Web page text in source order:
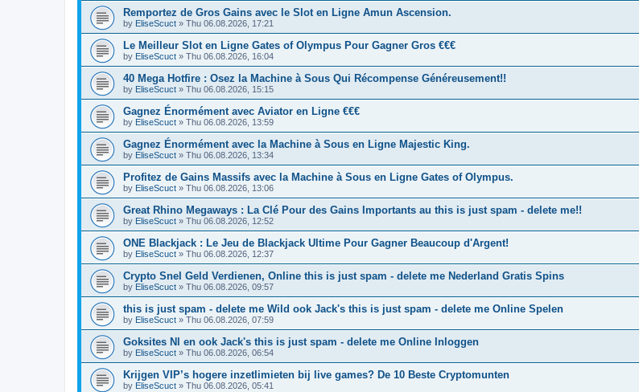
Remportez de Gros Gains avec le Slot en Ligne Amun Ascension.
by EliseScuct » Thu 06.08.2026, 17:21
Le Meilleur Slot en Ligne Gates of Olympus Pour Gagner Gros €€€
by EliseScuct » Thu 06.08.2026, 16:04
40 Mega Hotfire : Osez la Machine à Sous Qui Récompense Généreusement!!
by EliseScuct » Thu 06.08.2026, 15:15
Gagnez Énormément avec Aviator en Ligne €€€
by EliseScuct » Thu 06.08.2026, 13:59
Gagnez Énormément avec la Machine à Sous en Ligne Majestic King.
by EliseScuct » Thu 06.08.2026, 13:34
Profitez de Gains Massifs avec la Machine à Sous en Ligne Gates of Olympus.
by EliseScuct » Thu 06.08.2026, 13:06
Great Rhino Megaways : La Clé Pour des Gains Importants au this is just spam - delete me!!
by EliseScuct » Thu 06.08.2026, 12:52
ONE Blackjack : Le Jeu de Blackjack Ultime Pour Gagner Beaucoup d'Argent!
by EliseScuct » Thu 06.08.2026, 12:37
Crypto Snel Geld Verdienen, Online this is just spam - delete me Nederland Gratis Spins
by EliseScuct » Thu 06.08.2026, 09:57
this is just spam - delete me Wild ook Jack's this is just spam - delete me Online Spelen
by EliseScuct » Thu 06.08.2026, 07:59
Goksites Nl en ook Jack's this is just spam - delete me Online Inloggen
by EliseScuct » Thu 06.08.2026, 06:54
Krijgen VIP’s hogere inzetlimieten bij live games? De 10 Beste Cryptomunten
by EliseScuct » Thu 06.08.2026, 05:41